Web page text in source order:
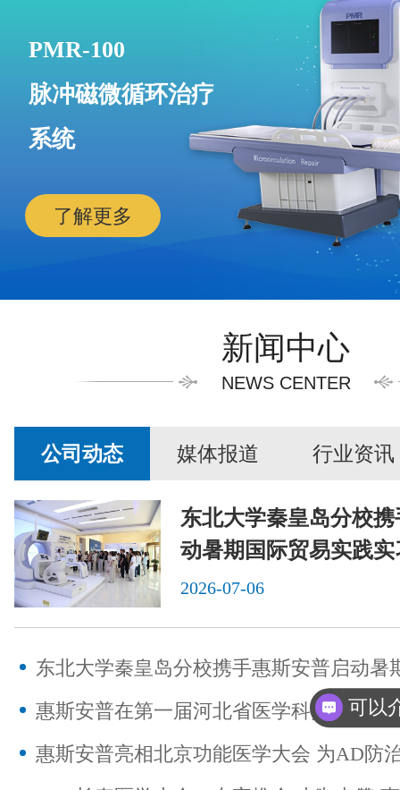
PMR-100
脉冲磁微循环治疗
系统
了解更多
新闻中心
NEWS CENTER
公司动态 媒体报道 行业资讯
东北大学秦皇岛分校
动暑期国际贸易实践实
2026-07-06